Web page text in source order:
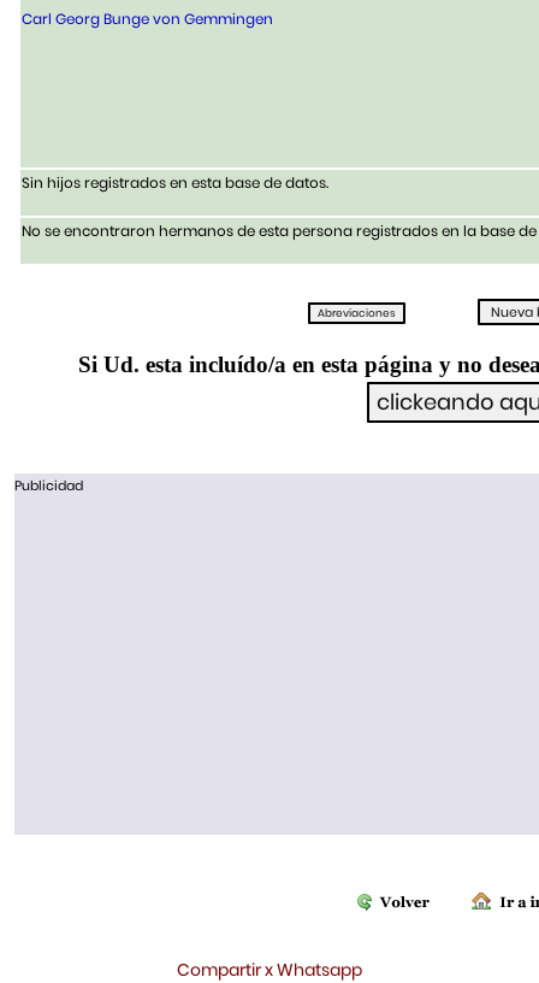
Carl Georg Bunge von Gemmingen
Sin hijos registrados en esta base de datos.
No se encontraron hermanos de esta persona registrados en la base
Si Ud. esta incluído/a en esta página y no
Publicidad
Compartir x Whatsapp